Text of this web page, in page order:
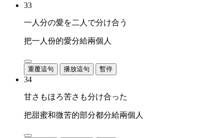
33
一人分の愛を二人で分け合う
把一人份的愛分給兩個人
重覆這句 播放這句 暫停
34
甘さもほろ苦さも分け合った
把甜蜜和微苦的部分都分給兩個人